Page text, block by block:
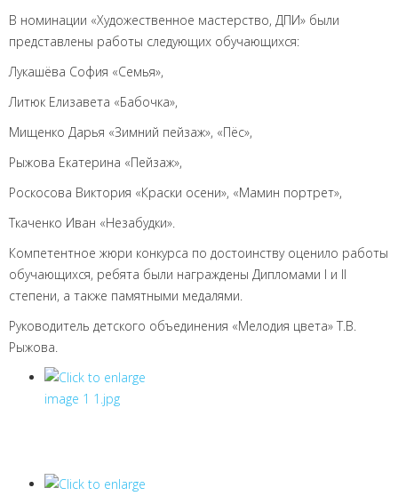
В номинации «Художественное мастерство, ДПИ» были
представлены работы следующих обучающихся:
Лукашёва София «Семья»,
Литюк Елизавета «Бабочка»,
Мищенко Дарья «Зимний пейзаж», «Пёс»,
Рыжова Екатерина «Пейзаж»,
Роскосова Виктория «Краски осени», «Мамин портрет»,
Ткаченко Иван «Незабудки».
Компетентное жюри конкурса по достоинству оценило работы
обучающихся, ребята были награждены Дипломами I и II
степени, а также памятными медалями.
Руководитель детского объединения «Мелодия цвета» Т.В.
Рыжова.